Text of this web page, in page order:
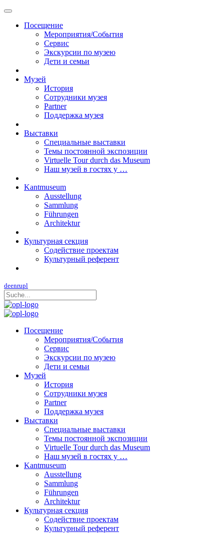
Посещение
Мероприятия/События
Сервис
Экскурсии по музею
Дети и семьи
Музей
История
Сотрудники музея
Partner
Поддержка музея
Выставки
Специальные выставки
Темы постоянной экспозиции
Virtuelle Tour durch das Museum
Наш музей в гостях у …
Kantmuseum
Ausstellung
Sammlung
Führungen
Architektur
Культурная секция
Содействие проектам
Культурный референт
deenrupl
Посещение
Мероприятия/События
Сервис
Экскурсии по музею
Дети и семьи
Музей
История
Сотрудники музея
Partner
Поддержка музея
Выставки
Специальные выставки
Темы постоянной экспозиции
Virtuelle Tour durch das Museum
Наш музей в гостях у …
Kantmuseum
Ausstellung
Sammlung
Führungen
Architektur
Культурная секция
Содействие проектам
Культурный референт